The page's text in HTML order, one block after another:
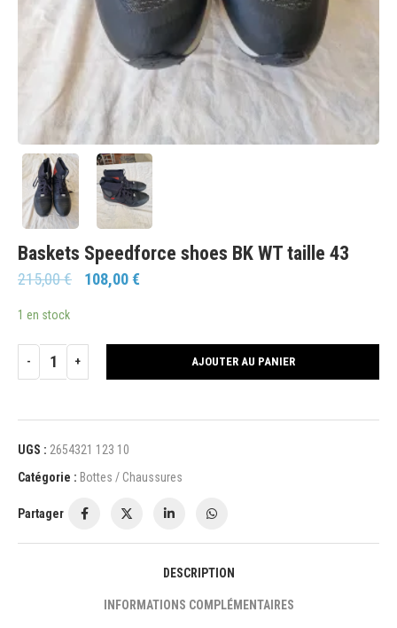
Baskets Speedforce shoes BK WT taille 43
215,00€ 108,00€
1 en stock
AJOUTER AU PANIER
UGS : 2654321 123 10
Catégorie : Bottes / Chaussures
Partager
DESCRIPTION
INFORMATIONS COMPLÉMENTAIRES